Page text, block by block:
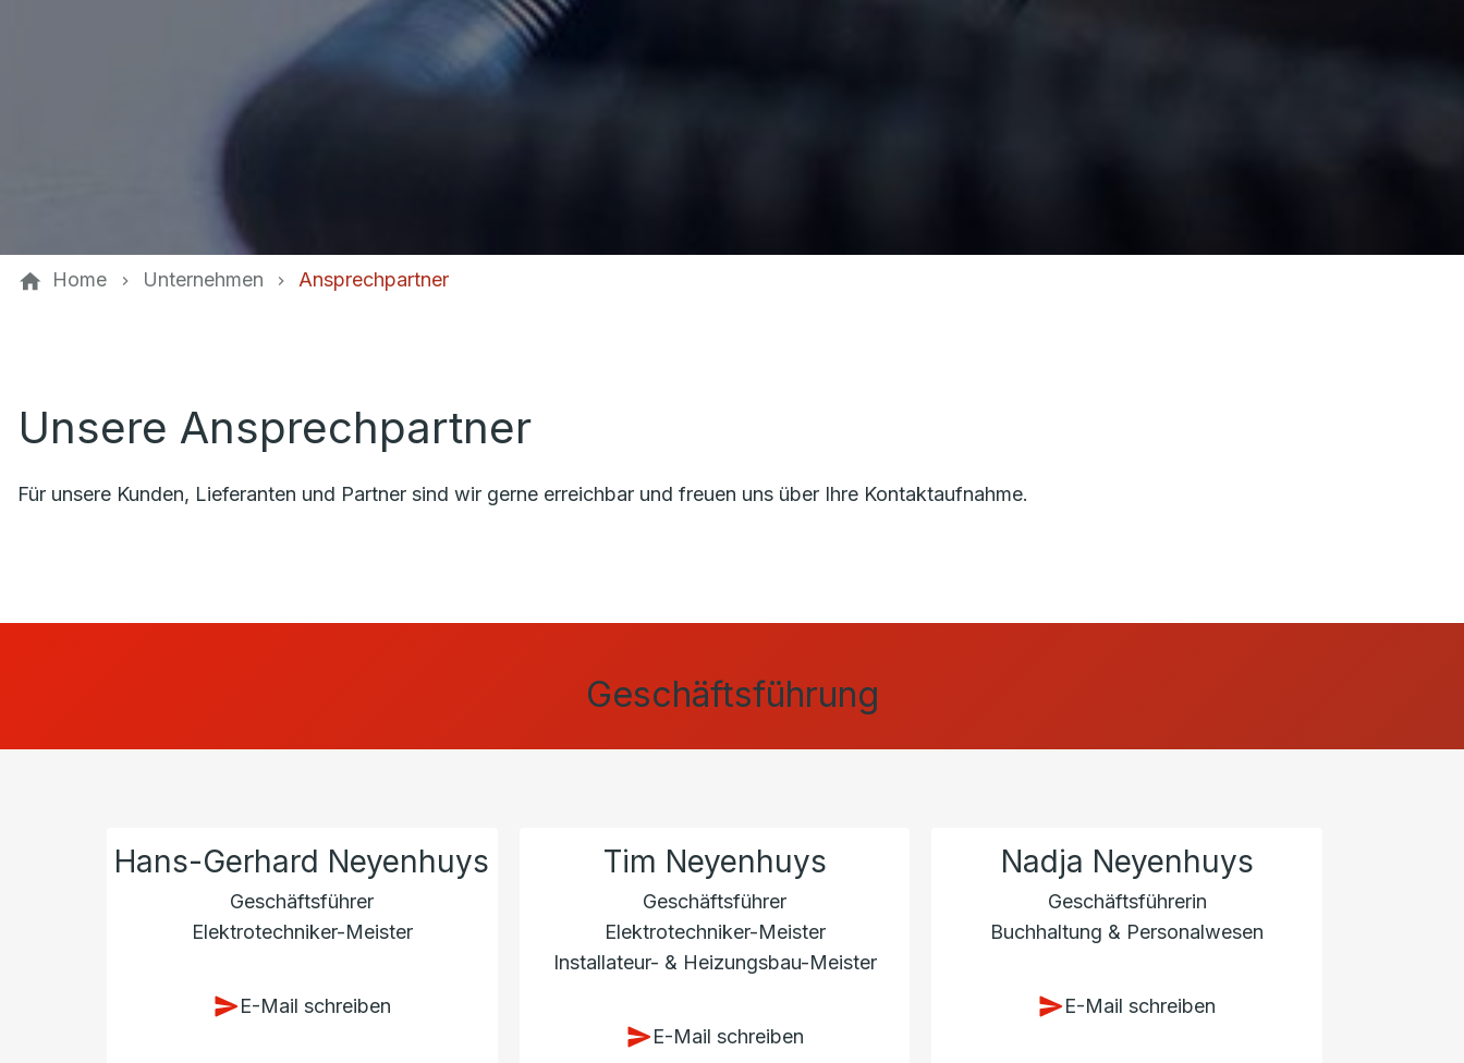
Home Unternehmen Ansprechpartner
Unsere Ansprechpartner
Für unsere Kunden, Lieferanten und Partner sind wir gerne erreichbar und freuen uns über Ihre Kontaktaufnahme.
Geschäftsführung
Hans-Gerhard Neyenhuys
Geschäftsführer
Elektrotechniker-Meister
E-Mail schreiben
Tim Neyenhuys
Geschäftsführer
Elektrotechniker-Meister
Installateur- & Heizungsbau-Meister
E-Mail schreiben
Nadja Neyenhuys
Geschäftsführerin
Buchhaltung & Personalwesen
E-Mail schreiben